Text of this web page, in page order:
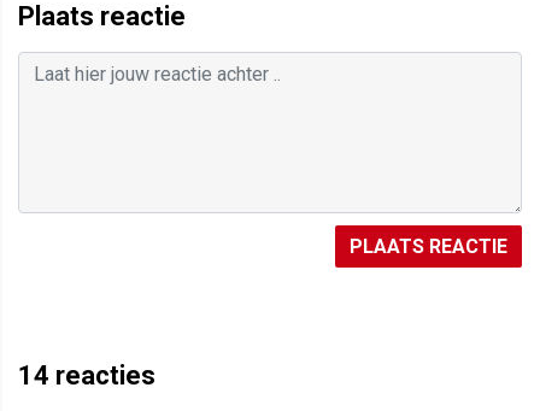
Plaats reactie
PLAATS REACTIE
14 reacties